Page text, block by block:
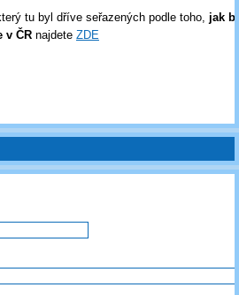
tu byl dříve seřazených podle toho, jak
v ČR najdete ZDE